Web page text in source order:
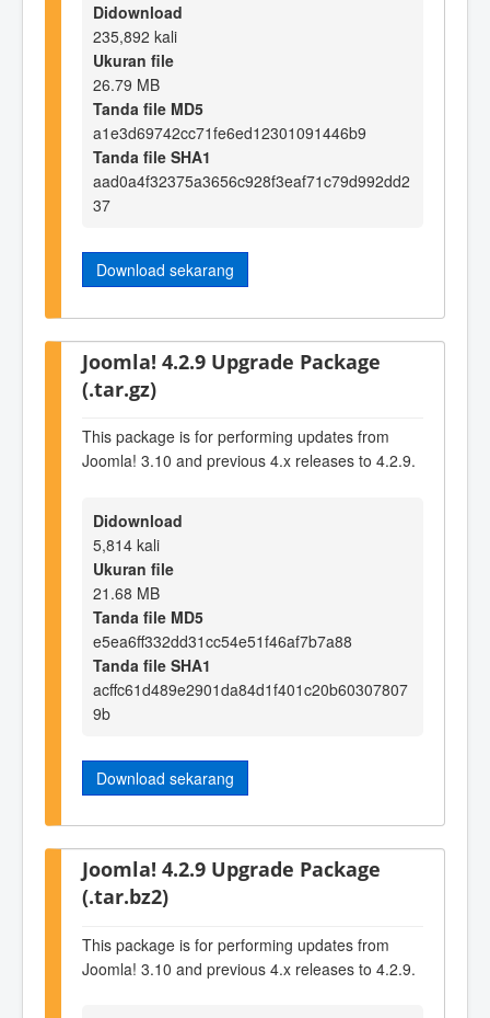
Didownload
235,892 kali
Ukuran file
26.79 MB
Tanda file MD5
a1e3d69742cc71fe6ed12301091446b9
Tanda file SHA1
aad0a4f32375a3656c928f3eaf71c79d992dd2
37
Download sekarang
Joomla! 4.2.9 Upgrade Package
(.tar.gz)
This package is for performing updates from
Joomla! 3.10 and previous 4.x releases to 4.2.9.
Didownload
5,814 kali
Ukuran file
21.68 MB
Tanda file MD5
e5ea6ff332dd31cc54e51f46af7b7a88
Tanda file SHA1
acffc61d489e2901da84d1f401c20b60307807
9b
Download sekarang
Joomla! 4.2.9 Upgrade Package
(.tar.bz2)
This package is for performing updates from
Joomla! 3.10 and previous 4.x releases to 4.2.9.